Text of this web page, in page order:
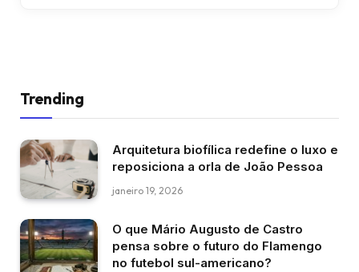
Trending
Arquitetura biofílica redefine o luxo e
reposiciona a orla de João Pessoa
janeiro 19, 2026
O que Mário Augusto de Castro
pensa sobre o futuro do Flamengo
no futebol sul-americano?